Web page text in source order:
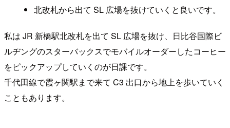
北改札から出て SL 広場を抜けていくと良いです。
私は JR 新橋駅北改札を出て SL 広場を抜け、日比谷国際ビ
ルヂングのスターバックスでモバイルオーダーしたコーヒー
をピックアップしていくのが日課です。
千代田線で霞ヶ関駅まで来て C3 出口から地上を歩いていく
こともあります。